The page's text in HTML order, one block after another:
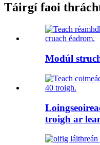
Táirgí faoi
Modúl
troigh ar